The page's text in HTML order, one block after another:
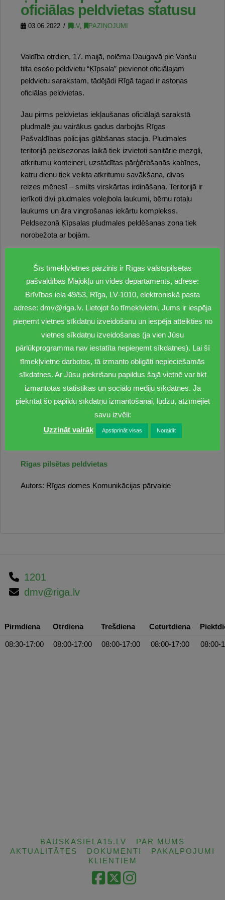
oficiālas peldvietas statusu
03.06.2022 LV, PAZIŅOJUMI
Valdība otrdien, 17. maijā, nolēma Daugavā pie Vanšu
tilta esošo peldvietu “Ķīpsala” pievienot oficiālajam
peldvietu sarakstam, tādējādi Rīgā tagad ir astoņas
oficiālas peldvietas.
Jau pirms peldvietas iekļaušanas oficiālajā sarakstā
pludmalē jau vairākus gadus darbojās Rīgas
Pašvaldības policijas glābšanas stacija. Pludmales
teritorijā peldsezonas laikā tiek izvietoti sanitārie mezgli,
atkritumu konteineri, uzstādītas pārģērbšanās kabīnes,
katru dienu tiek veikta atkritumu savākšana, divas
reizes mēnesī – smilts virskārtas irdināšana. Teritorijā ir
ierīkoti divi pludmales volejbola laukumi, bērnu rotaļu
laukums un āra vingrošanas iekārtu komplekss.
Peldsezonā Ķīpsalas pludmales peldēšanas zona tiek
norobežota ar bojām.
jūras – Vecāķos, Vakarbuļļos un Daugavgrīvā. Tāpat
oficiālais statuss ir peldvietām Bābelītī un Daugavā pie
Rumbulas. Pagaidām oficiāla statusa nav peldvietai
Ķīšezerā, bet arī pie tās darbojas glābšanas stacija.
Divās Rīgas pludmalēs – Vecāķos un Vakarbuļļos – arī
šogad plīvos Zilais karogs, kas ir apliecinājums
starptautiskiem vides standartiem un pašvaldības veikto
labiekārtošanas darbu kvalitātei.
Plašāka informācija par Rīgas peldvietām pieejama šeit
Informāciju sagatavoja: Mārtiņš Vilemsons, Rīgas
domes Komunikācijas pārvaldes Ārējās komunikācijas
nodaļas projektu koordinators, e-pasts:
Rīgas pilsētas peldvietas
Autors: Rīgas domes Komunikācijas pārvalde
1201
dmv@riga.lv
Pirmdiena Otrdiena Trešdiena Ceturtdiena
08:30-17:00 08:00-17:00 08:00-17:00 08:00-17:00 08:00-
BAUSKASIELA15.LV
PAR MUMS
AKTUALITĀTES
DOKUMENTI
PAKALPOJUMI
KLIENTIEM
Facebook
X Instagram
Šīs tīmekļvietnes pārzinis ir Rīgas valstspilsētas
pašvaldības Mājokļu un vides departaments, adrese:
Brīvības iela 49/53, Rīga, LV-1010, elektroniskā pasta
adrese: dmv@riga.lv. Lietojot šo tīmekļvietni, Jums ir iespēja
pieņemt vietnes sīkdatņu izveidošanu un iespēja atteikties no
vietnes sīkdatņu izveidošanas (ja vien Jūsu
pārlūkprogramma nav iestatīta nepieņemt sīkdatnes). Lai šī
tīmekļvietne darbotos, tā izmanto obligāti nepieciešamās
sīkdatnes. Ar Jūsu piekrišanu papildus šajā vietnē var tikt
izmantotas statistikas un sociālo mediju sīkdatnes. Ja
piekrītat šo papildu sīkdatņu izmantošanai, lūdzu, atzīmējiet
savu izvēli:
Uzzināt vairāk
Apstiprināt visas Noraidīt